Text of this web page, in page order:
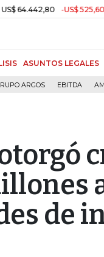
-US$ 525,60 -0,81%
ASUNTOS LEGALES
ARGOS EBITDA
de